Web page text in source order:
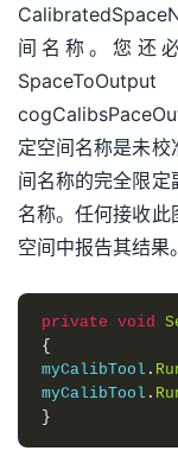
间名称。您还
定空间名称是未校
间名称的完全限定
名称。任何接收此
空间中报告其结果。
private void
{
myCalibTool .
myCalibTool .
}